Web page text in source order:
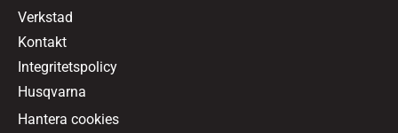
Verkstad
Kontakt
Integritetspolicy
Husqvarna
Hantera cookies